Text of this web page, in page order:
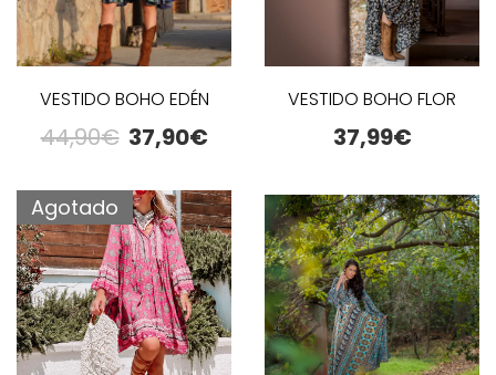
VESTIDO BOHO EDÉN
44,90€ 37,90€
VESTIDO BOHO FLOR
37,99€
Agotado